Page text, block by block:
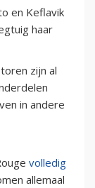
en Keflavik
haar
zijn al
in andere
volledig
allemaal